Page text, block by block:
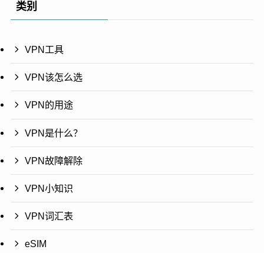
类别
VPN工具
VPN该怎么选
VPN的用途
VPN是什么？
VPN故障解除
VPN小知识
VPN词汇表
eSIM